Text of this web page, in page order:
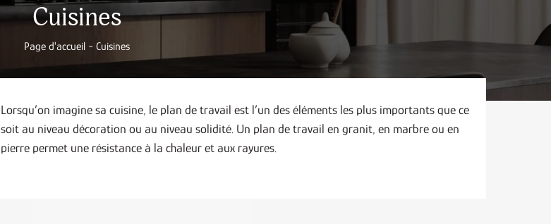
Cuisines
Page d'accueil - Cuisines
Lorsqu’on imagine sa cuisine, le plan de travail est l’un des éléments les plus importants que ce
soit au niveau décoration ou au niveau solidité. Un plan de travail en granit, en marbre ou en
pierre permet une résistance à la chaleur et aux rayures.